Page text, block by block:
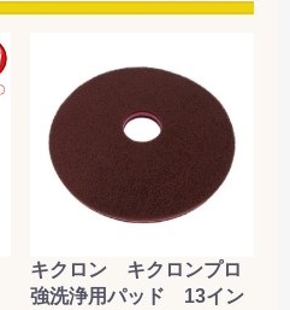
キクロン キクロンプロ
強洗浄用パッド 13イン